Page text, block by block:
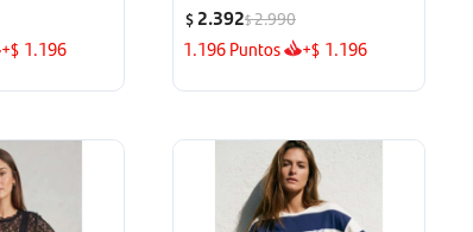
+$ 1.196
$2.392$2.990
1.196Puntos +$ 1.196